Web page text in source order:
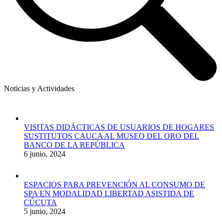
Noticias y Actividades
VISITAS DIDÁCTICAS DE USUARIOS DE HOGARES
SUSTITUTOS CAUCA AL MUSEO DEL ORO DEL
BANCO DE LA REPÚBLICA
6 junio, 2024
ESPACIOS PARA PREVENCIÓN AL CONSUMO DE
SPA EN MODALIDAD LIBERTAD ASISTIDA DE
CÚCUTA
5 junio, 2024